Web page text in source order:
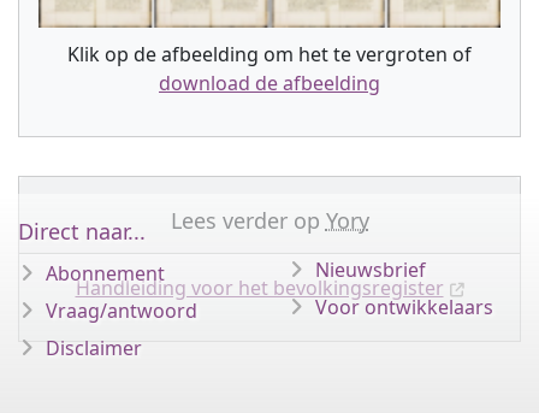
Klik op de afbeelding om het te vergroten of
download de afbeelding
Lees verder op Yory
Handleiding voor het bevolkingsregister
Direct naar...
Abonnement
Vraag/antwoord
Disclaimer
Nieuwsbrief
Voor ontwikkelaars